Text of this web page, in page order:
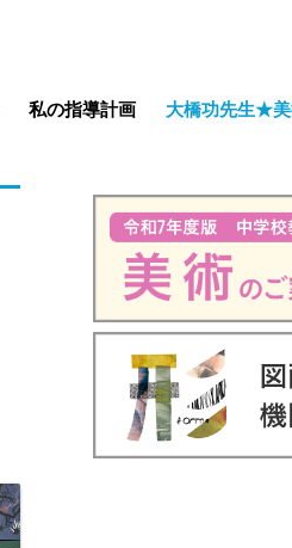
私の指導計画 大橋功先生★